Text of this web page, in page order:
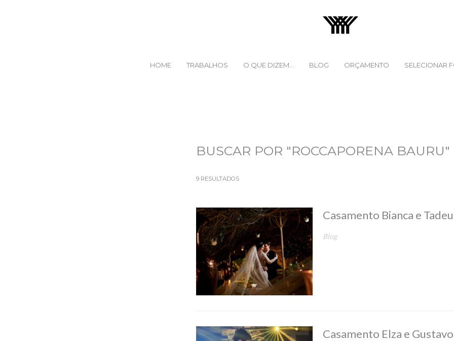
HOME TRABALHOS O QUE DIZEM... BLOG ORÇAMENTO SELECIONAR
BUSCAR POR "ROCCAPORENA BAURU"
9 RESULTADOS
Casamento Bianca e Tadeu
Blog
Casamento Elza e Gustavo